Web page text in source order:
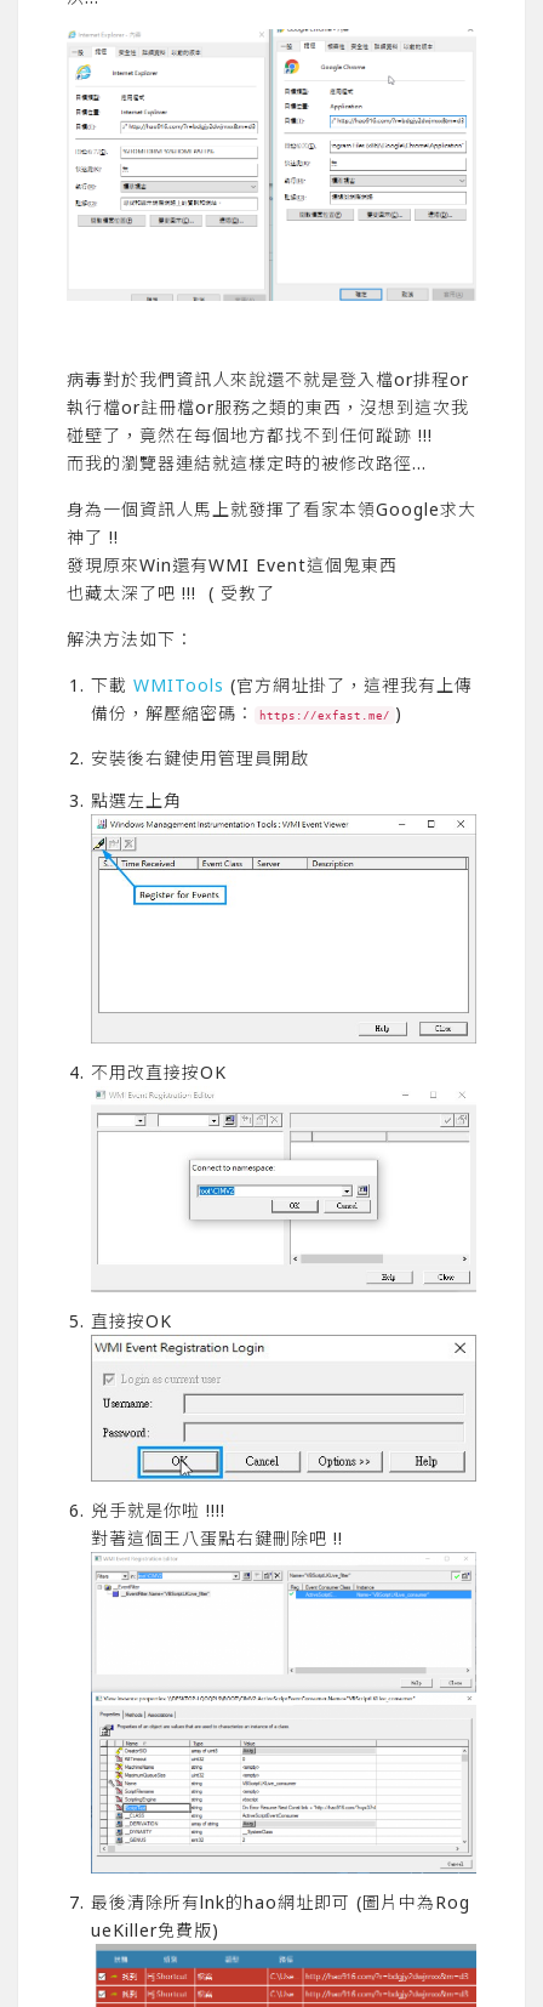
病毒對於我們資訊人來說還不就是登入檔or排程or
執行檔or註冊檔or服務之類的東西，沒想到這次我
碰壁了，竟然在每個地方都找不到任何蹤跡 !!!
而我的瀏覽器連結就這樣定時的被修改路徑…
身為一個資訊人馬上就發揮了看家本領Google求大
神了 !!
發現原來Win還有WMI Event這個鬼東西
也藏太深了吧 !!! ( 受教了
解決方法如下：
下載 WMITools (官方網址掛了，這裡我有上傳
備份，解壓縮密碼：
https://exfast.me/ )
安裝後右鍵使用管理員開啟
點選左上角
不用改直接按OK
直接按OK
兇手就是你啦 !!!!
對著這個王八蛋點右鍵刪除吧 !!
最後清除所有lnk的hao網址即可 (圖片中為Rog
ueKiller免費版)